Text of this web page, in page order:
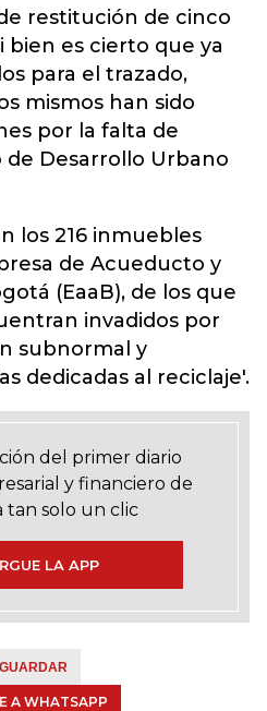
restitución de cinco
bien es cierto que ya
para el trazado,
mismos han sido
por la falta de
Desarrollo Urbano
los 216 inmuebles
de Acueducto y
(EaaB), de los que
invadidos por
subnormal y
dedicadas al reciclaje'.
del primer diario
y financiero de
tan solo un clic
LA APP
GUARDAR
A WHATSAPP